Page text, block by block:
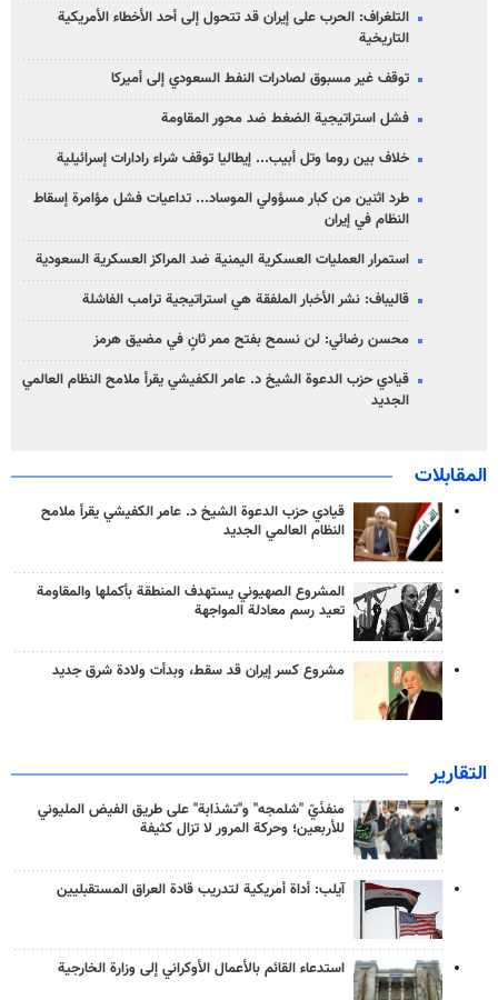
التلغراف: الحرب على إيران قد تتحول إلى أحد الأخطاء الأمريكية
التاريخية
توقف غير مسبوق لصادرات النفط السعودي إلى أميركا
فشل استراتيجية الضغط ضد محور المقاومة
خلاف بين روما وتل أبيب... إيطاليا توقف شراء رادارات إسرائيلية
طرد اثنين من كبار مسؤولي الموساد... تداعيات فشل مؤامرة إسقاط
النظام في إيران
استمرار العمليات العسكرية اليمنية ضد المراكز العسكرية السعودية
قاليباف: نشر الأخبار الملفقة هي استراتيجية ترامب الفاشلة
محسن رضائي: لن نسمح بفتح ممر ثانٍ في مضيق هرمز
قيادي حزب الدعوة الشيخ د. عامر الكفيشي يقرأ ملامح النظام العالمي
الجديد
المقابلات
قيادي حزب الدعوة الشيخ د. عامر الكفيشي يقرأ ملامح
النظام العالمي الجديد
المشروع الصهيوني يستهدف المنطقة بأكملها والمقاومة
تعيد رسم معادلة المواجهة
مشروع كسر إيران قد سقط، وبدأت ولادة شرق جديد
التقارير
منفذَيّ "شلمجه" و"تشذابة" على طريق الفيض المليوني
للأربعين؛ وحركة المرور لا تزال كثيفة
آيلب: أداة أمريكية لتدريب قادة العراق المستقبليين
استدعاء القائم بالأعمال الأوكراني إلى وزارة الخارجية